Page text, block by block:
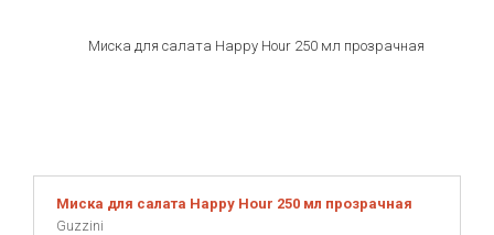
Миска для салата Happy Hour 250 мл прозрачная
Guzzini